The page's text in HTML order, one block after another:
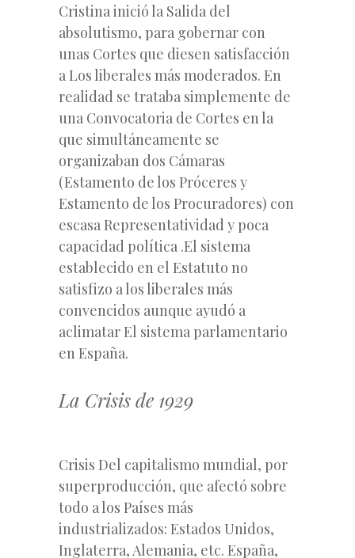
Cristina inició la Salida del
absolutismo, para gobernar con
unas Cortes que diesen satisfacción
a Los liberales más moderados. En
realidad se trataba simplemente de
una Convocatoria de Cortes en la
que simultáneamente se
organizaban dos Cámaras
(Estamento de los Próceres y
Estamento de los Procuradores) con
escasa Representatividad y poca
capacidad política .El sistema
establecido en el Estatuto no
satisfizo a los liberales más
convencidos aunque ayudó a
aclimatar El sistema parlamentario
en España.
La Crisis de 1929
Crisis Del capitalismo mundial, por
superproducción, que afectó sobre
todo a los Países más
industrializados: Estados Unidos,
Inglaterra, Alemania, etc. España,